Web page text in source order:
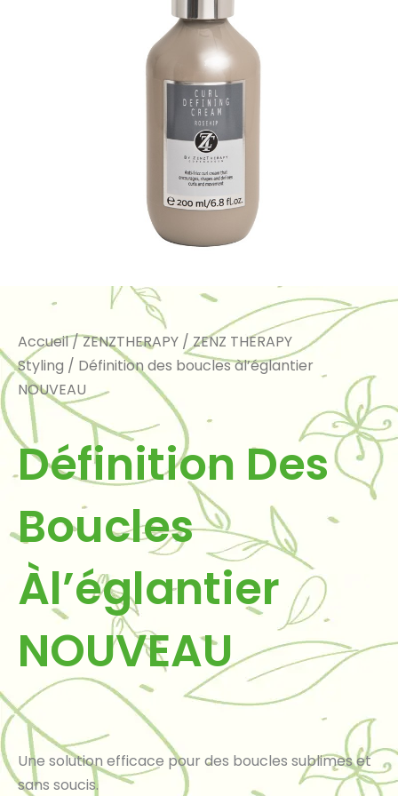
Accueil/ZENZTHERAPY /ZENZ THERAPY
Styling / Définition des boucles àl’églantier
NOUVEAU
Définition Des
Boucles
Àl’églantier
NOUVEAU
Une solution efficace pour des boucles sublimes et
sans soucis.